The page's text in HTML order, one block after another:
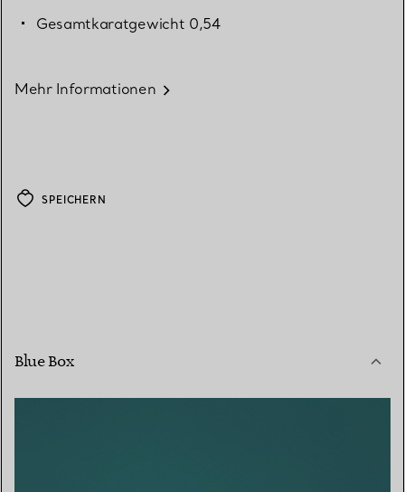
Gesamtkaratgewicht 0,54
Mehr Informationen
SPEICHERN
Blue Box